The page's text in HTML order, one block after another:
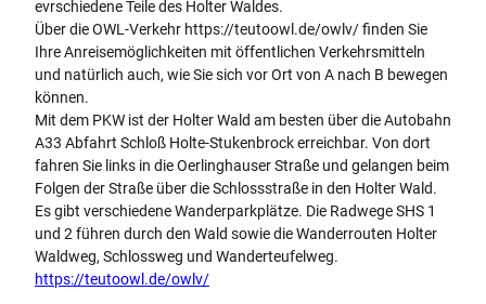
evrschiedene Teile des Holter Waldes.
Über die OWL-Verkehr https://teutoowl.de/owlv/ finden Sie
Ihre Anreisemöglichkeiten mit öffentlichen Verkehrsmitteln
und natürlich auch, wie Sie sich vor Ort von A nach B bewegen
können.
Mit dem PKW ist der Holter Wald am besten über die Autobahn
A33 Abfahrt Schloß Holte-Stukenbrock erreichbar. Von dort
fahren Sie links in die Oerlinghauser Straße und gelangen beim
Folgen der Straße über die Schlossstraße in den Holter Wald.
Es gibt verschiedene Wanderparkplätze. Die Radwege SHS 1
und 2 führen durch den Wald sowie die Wanderrouten Holter
Waldweg, Schlossweg und Wanderteufelweg.
https://teutoowl.de/owlv/